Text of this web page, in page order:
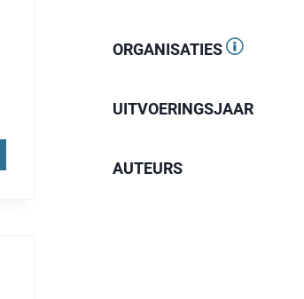
ORGANISATIES
UITVOERINGSJAAR
AUTEURS